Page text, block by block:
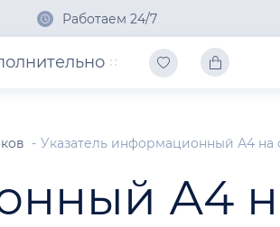
Работаем 24/7
Указатель информационный А4 на
А4